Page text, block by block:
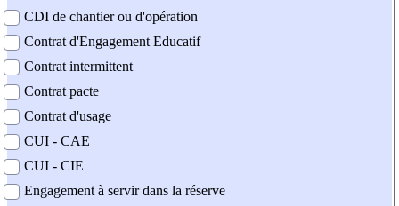
CDI de chantier ou d'opération
Contrat d'Engagement Educatif
Contrat intermittent
Contrat pacte
Contrat d'usage
CUI - CAE
CUI - CIE
Engagement à servir dans la réserve